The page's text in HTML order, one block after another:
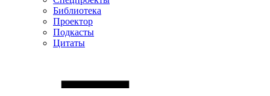
Библиотека
Проектор
Подкасты
Цитаты